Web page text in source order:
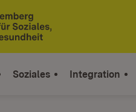
Soziales Integration